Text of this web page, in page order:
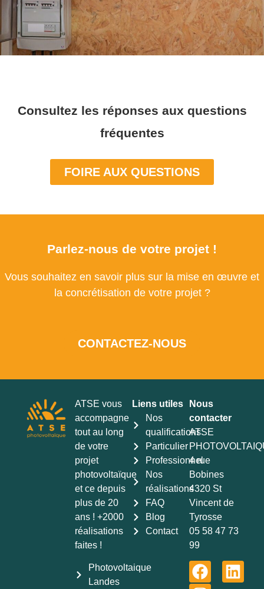
Consultez les réponses aux questions
fréquentes
FOIRE AUX QUESTIONS
Parlez-nous de votre projet !
Vous souhaitez en savoir plus sur la mise en œuvre et
la concrétisation de votre projet ?
CONTACTEZ-NOUS
ATSE vous
accompagne
tout au long
de votre
projet
photovoltaïque
et ce depuis
plus de 20
ans ! +2000
réalisations
faites !
Photovoltaique
Landes
Liens utiles
Nos
qualifications
Particulier
Professionnel
Nos
réalisations
FAQ
Blog
Contact
Nous
contacter
ATSE
4 rue
Bobines
4320 St
Vincent de
Tyrosse
05 58 47 73
99